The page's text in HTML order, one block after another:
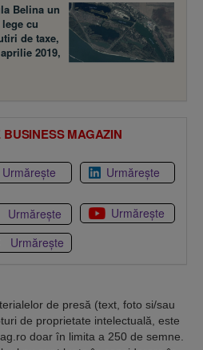
Belina un
cu
de taxe,
2019,
MAGAZIN
Urmărește Urmărește
Urmărește
Urmărește
Urmărește
de presă (text, foto si/sau
de proprietate intelectuală, este
doar în limita a 250 de semne.